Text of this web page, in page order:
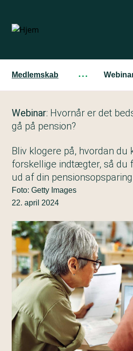
hovedindhold
Medlemskab ···
Webinar: Hvornår er det
gå på pension?
Bliv klogere på, hvordan du
forskellige indtægter, så du
ud af din
Foto: Getty Images
22. april 2024